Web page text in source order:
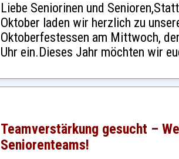
Liebe Seniorinen und
Oktober laden wir herzlich zu
Oktoberfestessen am Mittwoch,
Uhr ein.Dieses Jahr möchten wir
Teamverstärkung gesucht –
Seniorenteams!